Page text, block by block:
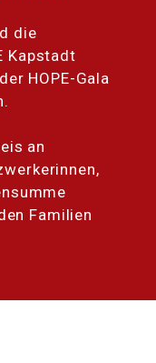
die
Kapstadt
HOPE-Gala
an
Familien